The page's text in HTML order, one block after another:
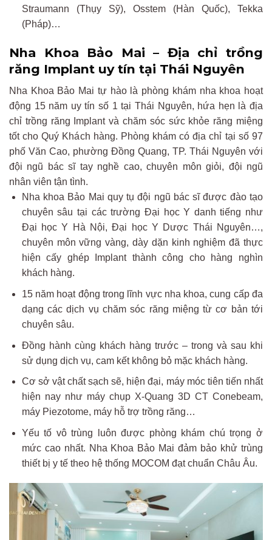
Straumann (Thụy Sỹ), Osstem (Hàn Quốc), Tekka
(Pháp)…
Nha Khoa Bảo Mai – Địa chỉ trồng
răng Implant uy tín tại Thái Nguyên
Nha Khoa Bảo Mai tự hào là phòng khám nha khoa hoạt
động 15 năm uy tín số 1 tại Thái Nguyên, hứa hẹn là địa
chỉ trồng răng Implant và chăm sóc sức khỏe răng miệng
tốt cho Quý Khách hàng. Phòng khám có địa chỉ tại số 97
phố Văn Cao, phường Đồng Quang, TP. Thái Nguyên với
đội ngũ bác sĩ tay nghề cao, chuyên môn giỏi, đội ngũ
nhân viên tận tình.
Nha khoa Bảo Mai quy tụ đội ngũ bác sĩ được đào tạo
chuyên sâu tại các trường Đại học Y danh tiếng như
Đại học Y Hà Nội, Đại học Y Dược Thái Nguyên…,
chuyên môn vững vàng, dày dặn kinh nghiệm đã thực
hiện cấy ghép Implant thành công cho hàng nghìn
khách hàng.
15 năm hoạt động trong lĩnh vực nha khoa, cung cấp đa
dạng các dịch vụ chăm sóc răng miệng từ cơ bản tới
chuyên sâu.
Đồng hành cùng khách hàng trước – trong và sau khi
sử dụng dịch vụ, cam kết không bỏ mặc khách hàng.
Cơ sở vật chất sạch sẽ, hiện đại, máy móc tiên tiến nhất
hiện nay như máy chụp X-Quang 3D CT Conebeam,
máy Piezotome, máy hỗ trợ trồng răng…
Yếu tố vô trùng luôn được phòng khám chú trọng ở
mức cao nhất. Nha Khoa Bảo Mai đảm bảo khử trùng
thiết bị y tế theo hệ thống MOCOM đạt chuẩn Châu Âu.